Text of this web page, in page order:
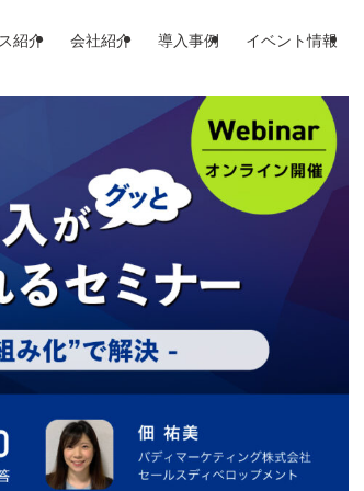
紹介 会社紹介 導入事例 イベント情報